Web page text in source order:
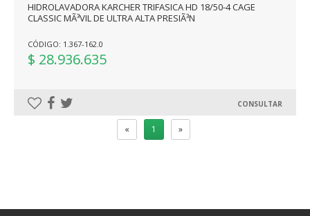
HIDROLAVADORA KARCHER TRIFASICA HD 18/50-4 CAGE
CLASSIC MÃ³VIL DE ULTRA ALTA PRESIÃ³N
CÓDIGO: 1.367-162.0
$ 28.936.635
CONSULTAR
« 1 »